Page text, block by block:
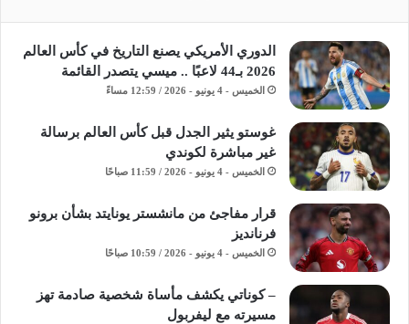
الدوري الأمريكي يصنع التاريخ في كأس العالم
2026 بـ44 لاعبًا .. ميسي يتصدر القائمة
الخميس - 4 يونيو - 2026 / 12:59 مساءً
غوستو يثير الجدل قبل كأس العالم برسالة
غير مباشرة لكوندي
الخميس - 4 يونيو - 2026 / 11:59 صباحًا
قرار مفاجئ من مانشستر يونايتد بشأن برونو
فرنانديز
الخميس - 4 يونيو - 2026 / 10:59 صباحًا
– كوناتي يكشف مأساة شخصية صادمة تهز
مسيرته مع ليفربول